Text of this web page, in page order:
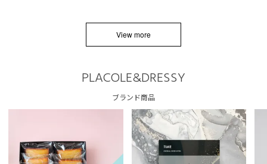
View more
PLACOLE&DRESSY
ブランド商品